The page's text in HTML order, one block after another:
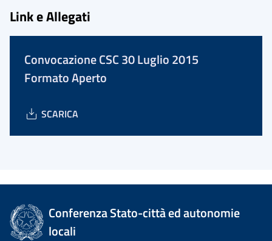
Link e Allegati
Convocazione CSC 30 Luglio 2015
Formato Aperto
SCARICA
Conferenza Stato-città ed autonomie
locali